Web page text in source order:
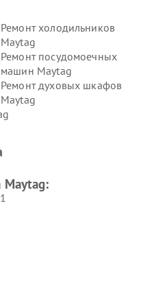
Ремонт холодильников
Maytag
Ремонт посудомоечных
машин Maytag
Ремонт духовых шкафов
Maytag
Maytag: